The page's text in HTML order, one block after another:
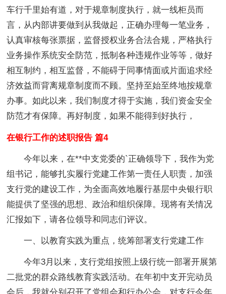
车行千里始有道，对于规章制度执行，就一线柜员而
言，从内部讲要做到从我做起，正确办理每一笔业务，
认真审核每张票据，监督授权业务合法合规，严格执行
业务操作系统安全防范，抵制各种违规作业等等，做好
相互制约，相互监督，不能碍于同事情面或片面追求经
济效益而背离规章制度而不顾。坚持至始至终地按规章
办事。如此以来，我们制度才得于实施，我们资金安全
防范才有保障。再好制度，如果不能得到好执行，
在银行工作的述职报告 篇4
今年以来，在**中支党委的`正确领导下，我作为党
组书记，能够扎实履行党建工作第一责任人职责，加强
支行党的建设工作，为全面高效地履行基层中央银行职
能提供了坚强的思想、政治和组织保障。现将有关情况
汇报如下，请各位领导和同志们评议。
一、以教育实践为重点，统筹部署支行党建工作
今年3月以来，支行党组按照上级行统一部署开展第
二批党的群众路线教育实践活动。在年初中支开完动员
会后，我就分别召开了党组会和行办公会，对支行今年